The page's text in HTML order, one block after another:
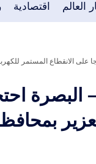
العالم اقتصادية
الانقطاع المستمر